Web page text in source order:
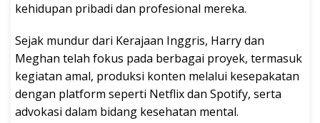
kehidupan pribadi dan profesional mereka.
Sejak mundur dari Kerajaan Inggris, Harry dan
Meghan telah fokus pada berbagai proyek, termasuk
kegiatan amal, produksi konten melalui kesepakatan
dengan platform seperti Netflix dan Spotify, serta
advokasi dalam bidang kesehatan mental.